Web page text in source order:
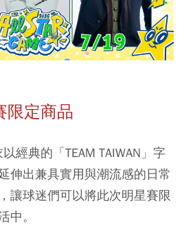
限定商品
經典的「TEAM TAIWAN」字
伸出兼具實用與潮流感的日常
讓球迷們可以將此次明星賽限
中。